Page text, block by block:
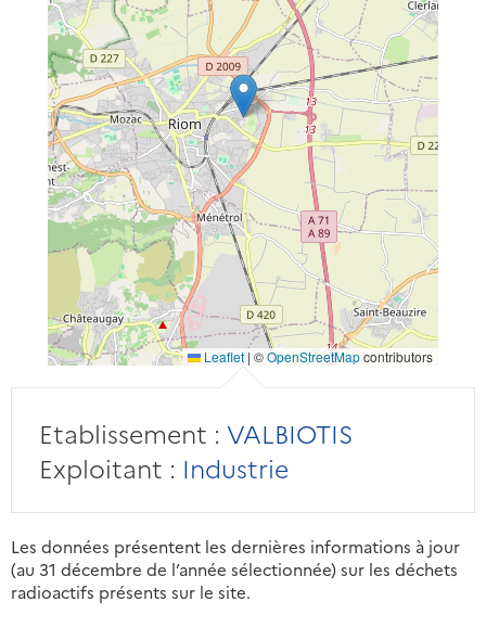
Leaflet | ©OpenStreetMapcontributors
Etablissement : VALBIOTIS
Exploitant : Industrie
Les données présentent les dernières informations à jour
(au 31 décembre de l’année sélectionnée) sur les déchets
radioactifs présents sur le site.